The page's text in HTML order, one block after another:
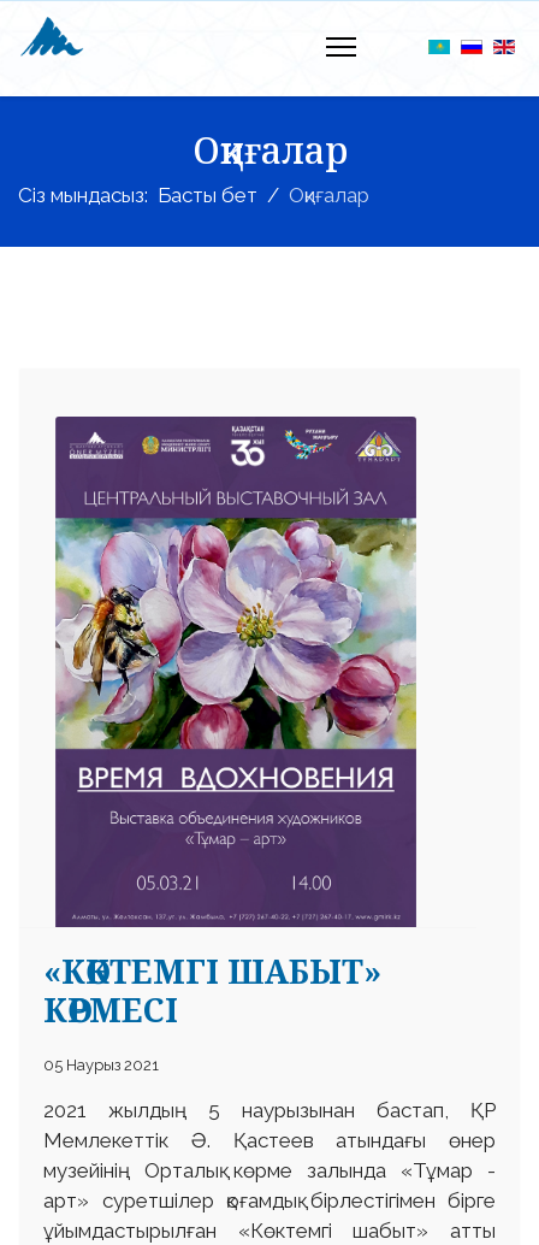
Оқиғалар
Сіз мындасыз: Басты бет Оқиғалар
«КӨКТЕМГІ ШАБЫТ»
КӨРМЕСІ
05 Наурыз 2021
2021 жылдың 5 наурызынан бастап, ҚР
Мемлекеттік Ә. Қастеев атындағы өнер
музейінің Орталық көрме залында «Тұмар -
aрт» суретшілер қоғамдық бірлестігімен бірге
ұйымдастырылған «Көктемгі шабыт» атты